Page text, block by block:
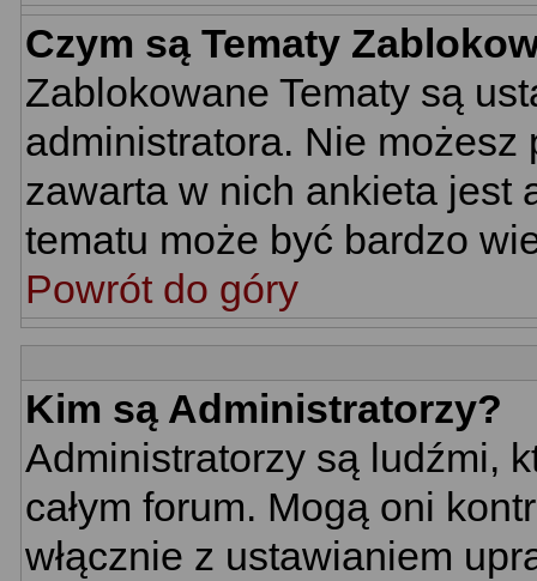
Czym są Tematy
Zablokowane Tematy są
administratora. Nie
zawarta w nich ankieta jest
tematu może być bardzo
Powrót do góry
Kim są Administratorzy?
Administratorzy są ludźmi,
całym forum. Mogą oni
włącznie z ustawianiem